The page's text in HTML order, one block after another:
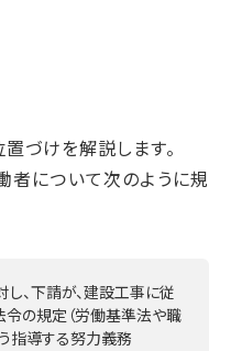
づけを解説します。
者について次のように規
、下請が、建設工事に従
の規定（労働基準法や職
指導する努力義務